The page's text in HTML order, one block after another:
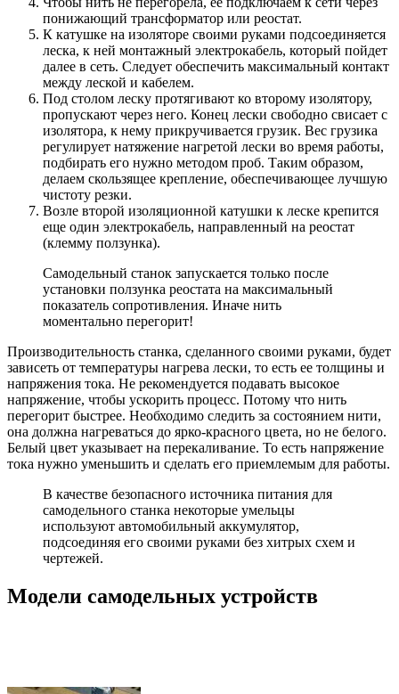
понижающий трансформатор или реостат.
К катушке на изоляторе своими руками подсоединяется
леска, к ней монтажный электрокабель, который пойдет
далее в сеть. Следует обеспечить максимальный контакт
между леской и кабелем.
Под столом леску протягивают ко второму изолятору,
пропускают через него. Конец лески свободно свисает с
изолятора, к нему прикручивается грузик. Вес грузика
регулирует натяжение нагретой лески во время работы,
подбирать его нужно методом проб. Таким образом,
делаем скользящее крепление, обеспечивающее лучшую
чистоту резки.
Возле второй изоляционной катушки к леске крепится
еще один электрокабель, направленный на реостат
(клемму ползунка).
Самодельный станок запускается только после
установки ползунка реостата на максимальный
показатель сопротивления. Иначе нить
моментально перегорит!
Производительность станка, сделанного своими руками, будет
зависеть от температуры нагрева лески, то есть ее толщины и
напряжения тока. Не рекомендуется подавать высокое
напряжение, чтобы ускорить процесс. Потому что нить
перегорит быстрее. Необходимо следить за состоянием нити,
она должна нагреваться до ярко-красного цвета, но не белого.
Белый цвет указывает на перекаливание. То есть напряжение
тока нужно уменьшить и сделать его приемлемым для работы.
В качестве безопасного источника питания для
самодельного станка некоторые умельцы
используют автомобильный аккумулятор,
подсоединяя его своими руками без хитрых схем и
чертежей.
Модели самодельных устройств